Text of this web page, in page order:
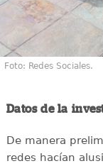
Foto: Redes Sociales.
Datos de la
De manera
redes hacían